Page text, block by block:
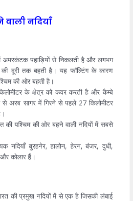
वाली नदियाँ
अमरकंटक पहाड़ियों से निकलती है और लगभग
की दूरी तक बहती है। यह फॉल्टिंग के कारण
की ओर बहती है।
के क्षेत्र को कवर करती है और कैम्बे
से अरब सागर में गिरने से पहले 27 किलोमीटर
की पश्चिम की ओर बहने वाली नदियों में सबसे
नदियाँ बुरहनेर, हालोन, हेरन, बंजर, दुधी,
कोलार हैं।
भारत की प्रमुख नदियों में से एक है जिसकी लंबाई